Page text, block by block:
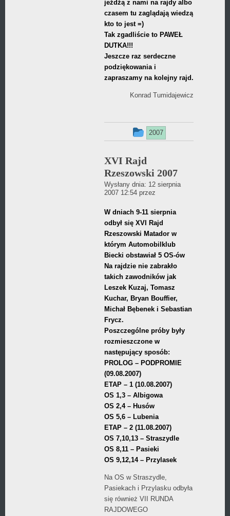
jeżdżą z nami na rajdy albo
czasem tu zaglądają wiedzą
kto to jest =)
Tak zgadliście to PAWEŁ
DUTKA!!!
Jeszcze raz serdeczne
podziękowania i
zapraszamy na kolejny rajd.
Konrad Tumidajewicz
Ten
był
dodany
w
kategorii
2007
XVI Rajd
Rzeszowski 2007
Wysłany dnia: 12 sierpnia
2007 12:54 przez
W dniach 9-11 sierpnia
odbył się XVI Rajd
Rzeszowski Matador w
którym Automobilklub
Biecki obstawiał 5 OS-ów
Na rajdzie nie zabrakło
takich zawodników jak
Leszek Kuzaj, Tomasz
Kuchar, Bryan Bouffier,
Michał Bębenek i Sebastian
Frycz.
Poszczególne próby były
rozmieszczone w
następujący sposób:
PROLOG – PODPROMIE
(09.08.2007)
ETAP – 1 (10.08.2007)
OS 1,3 – Albigowa
OS 2,4 – Husów
OS 5,6 – Lubenia
ETAP – 2 (11.08.2007)
OS 7,10,13 – Straszydle
OS 8,11 – Pasieki
OS 9,12,14 – Przylasek
Na OS w Straszydle,
Pasiekach i Przylasku odbyła
się również VII RUNDA
RAJDOWEGO